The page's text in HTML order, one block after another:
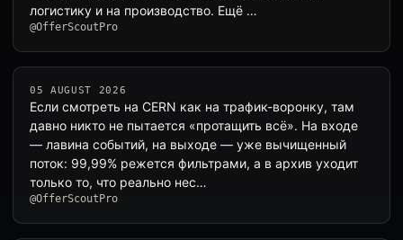
логистику и на производство. Ещё …
@OfferScoutPro
05 AUGUST 2026
Если смотреть на CERN как на трафик-воронку, там
давно никто не пытается «протащить всё». На входе
— лавина событий, на выходе — уже вычищенный
поток: 99,99% режется фильтрами, а в архив уходит
только то, что реально нес…
@OfferScoutPro